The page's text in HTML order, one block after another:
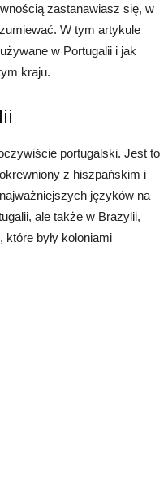
zastanawiasz się, w
W tym artykule
w Portugalii i jak
kraju.
portugalski. Jest to
z hiszpańskim i
języków na
ale także w Brazylii,
były koloniami